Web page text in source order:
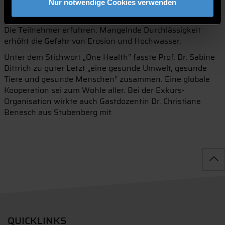
Nur notwendige Cookies verwenden
Versickerungsprobe verdeutlichte, inwieweit der Boden
das eindringende Wasser in tiefere Schichten durchlässt.
Die Teilnehmer erfuhren: Mangelnde Durchlässigkeit
erhöht die Gefahr von Erosion und Hochwasser.
Unter dem Stichwort „One Health“ fasste Prof. Dr. Sabine
Dittrich zu guter Letzt „eine gesunde Umwelt, gesunde
Tiere und gesunde Menschen“ zusammen. Eine globale
Kooperation sei zum Wohle aller. Bei der Exkurs-
Organisation wirkte auch Gastdozentin Dr. Christiane
Benesch aus Stubenberg mit.
QUICKLINKS